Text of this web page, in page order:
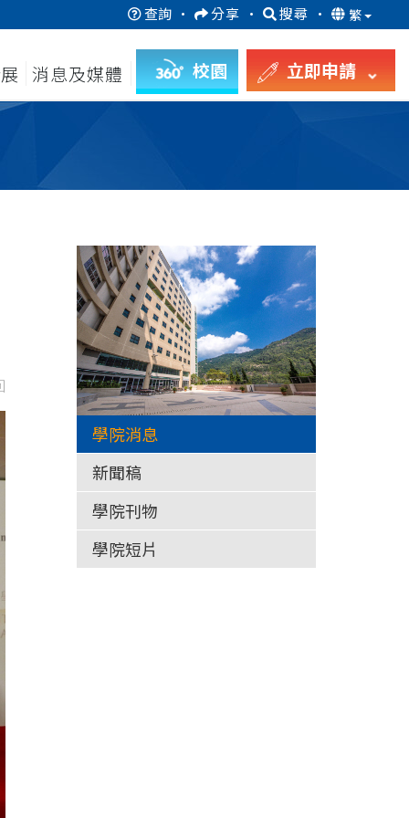
查詢 · 分享 · 搜尋 · 繁
消息及媒體 校園 立即申請
學院消息
新聞稿
學院刊物
學院短片